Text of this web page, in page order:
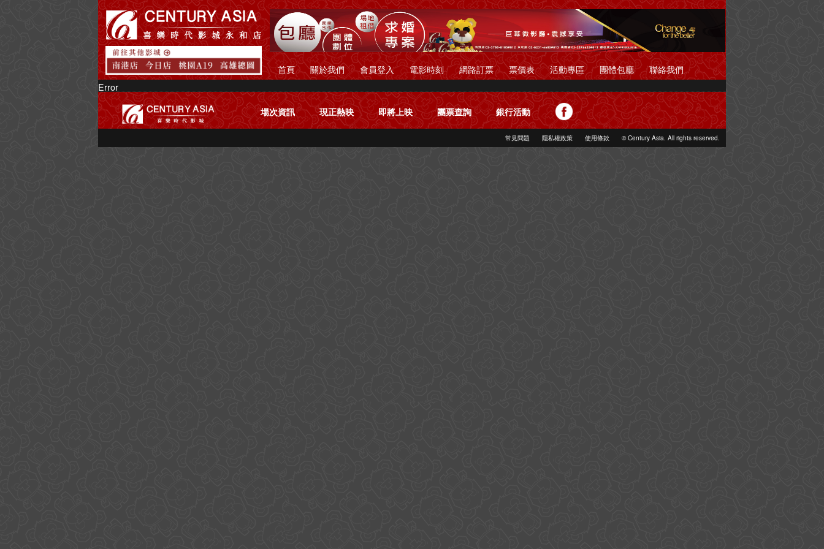
首頁 關於我們 會員登入 電影時刻 網路訂票 票價表 活動專區 團體包廳
聯絡我們
Error
場次資訊 現正熱映 即將上映 團票查詢 銀行活動
常見問題 隱私權政策 使用條款 © Century Asia. All rights reserved.